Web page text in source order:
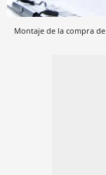
Montaje de la compra